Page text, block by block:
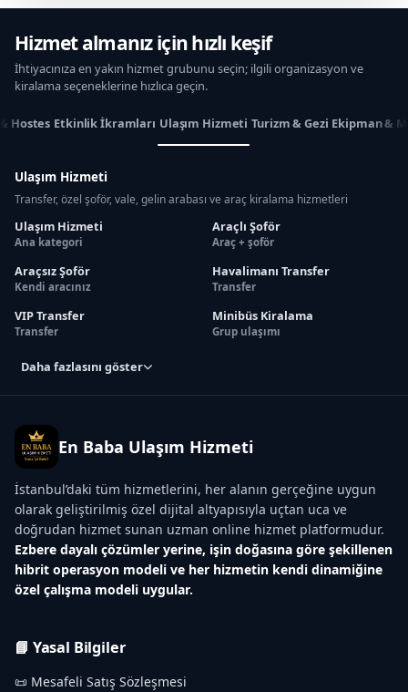
Hizmet almanız için hızlı keşif
İhtiyacınıza en yakın hizmet grubunu seçin; ilgili organizasyon ve
kiralama seçeneklerine hızlıca geçin.
Hostes Etkinlik İkramları Ulaşım Hizmeti Turizm & Gezi Ekipman &
Ulaşım Hizmeti
Transfer, özel şoför, vale, gelin arabası ve araç kiralama hizmetleri
Ulaşım Hizmeti
Ana kategori
Araçlı Şoför
Araç + şoför
Araçsız Şoför
Kendi aracınız
Havalimanı Transfer
Transfer
VIP Transfer
Transfer
Minibüs Kiralama
Grup ulaşımı
Daha fazlasını göster
En Baba Ulaşım Hizmeti
İstanbul’daki tüm hizmetlerini, her alanın gerçeğine uygun
olarak geliştirilmiş özel dijital altyapısıyla uçtan uca ve
doğrudan hizmet sunan uzman online hizmet platformudur.
Ezbere dayalı çözümler yerine, işin doğasına göre şekillenen
hibrit operasyon modeli ve her hizmetin kendi dinamiğine
özel çalışma modeli uygular.
📘 Yasal Bilgiler
📜 Mesafeli Satış Sözleşmesi